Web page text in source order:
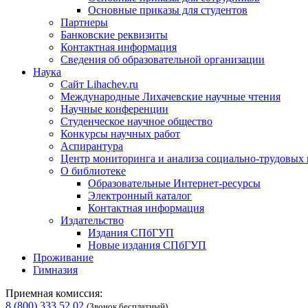
Основные приказы для студентов
Партнеры
Банковские реквизиты
Контактная информация
Сведения об образовательной организации
Наука
Сайт Lihachev.ru
Международные Лихачевские научные чтения
Научные конференции
Студенческое научное общество
Конкурсы научных работ
Аспирантура
Центр мониторинга и анализа социально-трудовых
О библиотеке
Образовательные Интернет-ресурсы
Электронный каталог
Контактная информация
Издательство
Издания СПбГУП
Новые издания СПбГУП
Проживание
Гимназия
Приемная комиссия:
8 (800) 333 52 02